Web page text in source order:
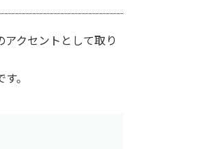
クセントとして取り
。